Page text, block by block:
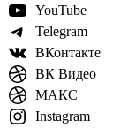
YouTube
Telegram
ВКонтакте
ВК Видео
МАКС
Instagram